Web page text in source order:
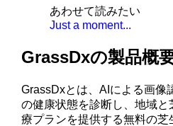
あわせて読みたい
Just a moment...
GrassDxの製品概
GrassDxとは、AIによる画像
の健康状態を診断し、地域
療プランを提供する無料の